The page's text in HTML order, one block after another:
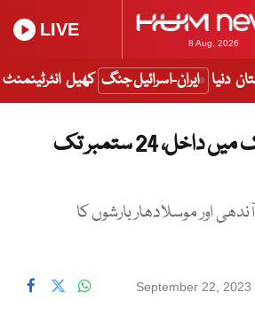
8 Aug, 2026
LIVE
دنیا ایران-اسرائیل جنگ کھیل انٹرٹینمنٹ
مغربی ہوائیں ملک میں داخل، 24 ستمبر تک
اور موسلادھار بارشوں کا
September 22, 2023